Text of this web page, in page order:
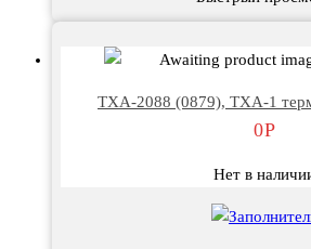
ТХА-2088 (0879), ТХА-1
0Р
Нет в